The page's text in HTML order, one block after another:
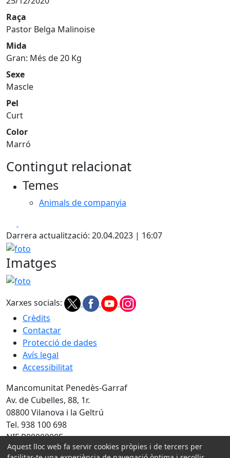
Raça
Pastor Belga Malinoise
Mida
Gran: Més de 20 Kg
Sexe
Mascle
Pel
Curt
Color
Marró
Contingut relacionat
Temes
Animals de companyia
Darrera actualització: 20.04.2023 | 16:07
foto
Imatges
foto
Xarxes socials:
Crèdits
Contactar
Protecció de dades
Avís legal
Accessibilitat
Mancomunitat Penedès-Garraf
Av. de Cubelles, 88, 1r.
08800 Vilanova i la Geltrú
Tel. 938 100 698
NIF P0800008E
Aquest lloc web fa servir cookies pròpies i de tercers per